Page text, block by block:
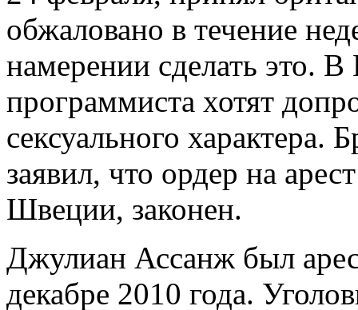
обжаловано в течение
намерении сделать это.
программиста хотят
сексуального характера.
заявил, что ордер на
Швеции, законен.
Джулиан Ассанж был
декабре 2010 года.